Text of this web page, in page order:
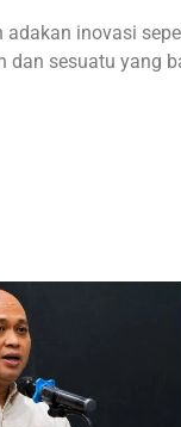
inovasi
sesuatu yang